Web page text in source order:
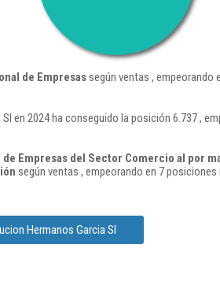
de Empresassegún ventas , empeorando
en 2024 ha conseguido la posición 6.737 ,
de Empresas del Sector Comercio al por
según ventas , empeorando en 7
Hermanos Garcia Sl